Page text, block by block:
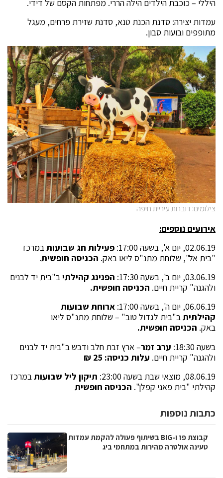
היללי – כוכבת הילדים הילה הררי. מפתחות הקסם של דידי.
עמדות יצירה: סדנת הכנת טנא, סדנת שזירת פרחים, מעגל
מתופפים ובועות סבון.
צילומים: דוברות עיריית חיפה
אירועים נוספים:
02.06.19, יום א', בשעה 17:00:
פעילות חג שבועותבמרכז
"בית אל", שלוחת מתנ"ס ליאו באק. הכניסה חופשית.
03.06.19, יום ב', בשעה 17:30:
הפנינג קהילתיב"בית יד לבנים
ולהגנה" קריית חיים. הכניסה חופשית.
06.06.19, יום ה', בשעה 17:00:
ארוחת שבועות
קהילתיתב"בית לגדול טוב" – שלוחת מתנ"ס ליאו
באק. הכניסה חופשית.
בשעה 18:30:
ערב זמר– ארץ זבת חלב ודבש ב"בית יד לבנים
ולהגנה" קריית חיים. עלות כניסה: 25 ₪
08.06.19, מוצאי שבת בשעה 23:00:
תיקון ליל שבועותבמרכז
קהילתי "בית פאני קפלן". הכניסה חופשית
כתבות נוספות
קבוצת פז ו-BIG בשיתוף פעולה להקמת עמדות
טעינה אולטרה מהירות במתחמי ביג